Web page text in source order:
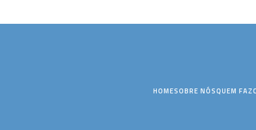
HOMESOBRE NÓSQUEM FAZ